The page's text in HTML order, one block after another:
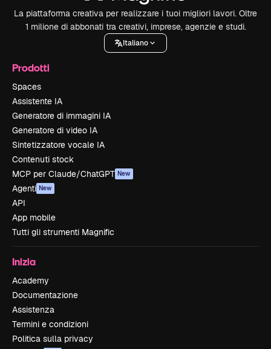
La piattaforma creativa per realizzare i tuoi migliori lavori. Oltre
1 milione di abbonati tra creativi, imprese, agenzie e studi.
Italiano
Prodotti
Spaces
Assistente IA
Generatore di immagini IA
Generatore di video IA
Sintetizzatore vocale IA
Contenuti stock
MCP per Claude/ChatGPT New
Agenti New
API
App mobile
Tutti gli strumenti Magnific
Inizia
Academy
Documentazione
Assistenza
Termini e condizioni
Politica sulla privacy